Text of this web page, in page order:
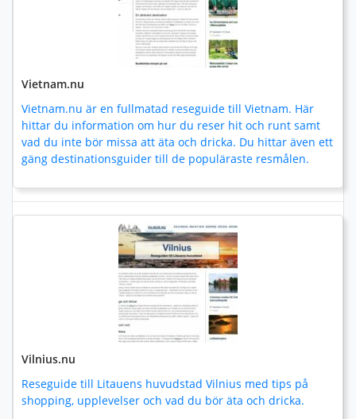
Vietnam.nu
Vietnam.nu är en fullmatad reseguide till Vietnam. Här
hittar du information om hur du reser hit och runt samt
vad du inte bör missa att äta och dricka. Du hittar även ett
gäng destinationsguider till de populäraste resmålen.
Vilnius.nu
Reseguide till Litauens huvudstad Vilnius med tips på
shopping, upplevelser och vad du bör äta och dricka.